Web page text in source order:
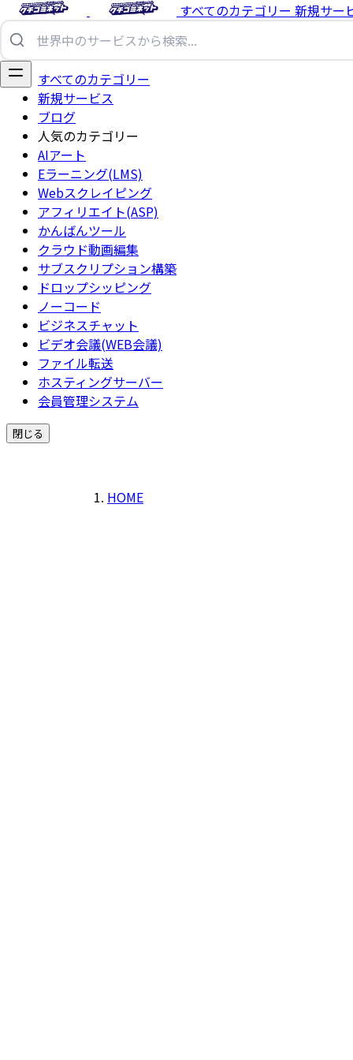
すべてのカテゴリー 新規サー
すべてのカテゴリー
新規サービス
ブログ
人気のカテゴリー
AIアート
Eラーニング(LMS)
Webスクレイピング
アフィリエイト(ASP)
かんばんツール
クラウド動画編集
サブスクリプション構築
ドロップシッピング
ノーコード
ビジネスチャット
ビデオ会議(WEB会議)
ファイル転送
ホスティングサーバー
会員管理システム
閉じる
HOME